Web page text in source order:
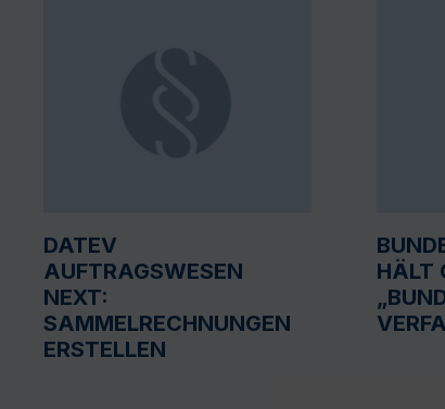
DATEV
AUFTRAGSWESEN
NEXT:
SAMMELRECHNUNGEN
ERSTELLEN
HÄLT